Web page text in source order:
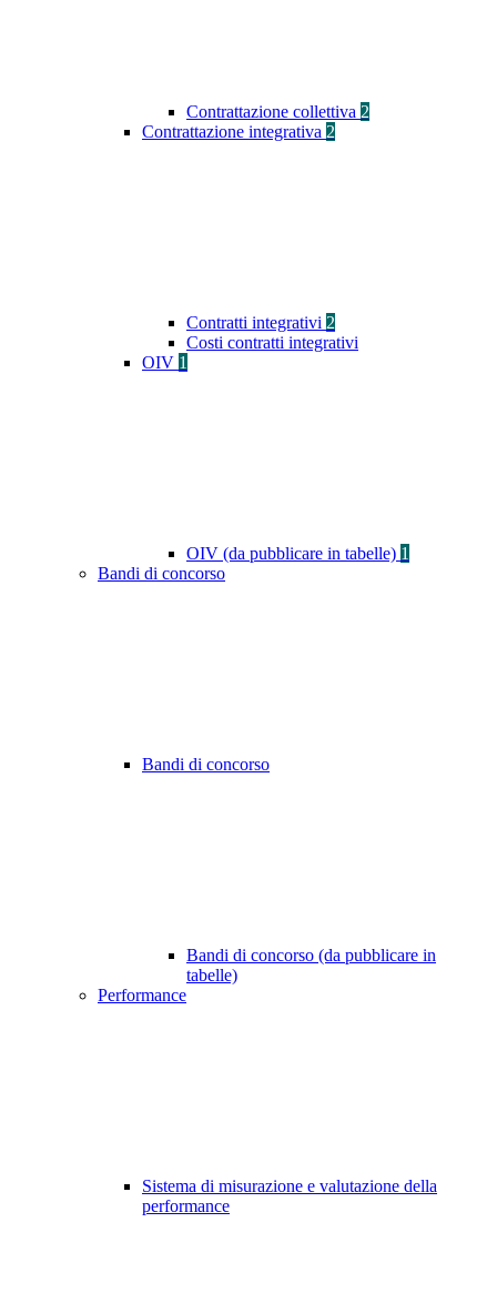
Contrattazione collettiva 2
Contrattazione integrativa 2
Contratti integrativi 2
Costi contratti integrativi
OIV 1
OIV (da pubblicare in tabelle) 1
Bandi di concorso
Bandi di concorso
Bandi di concorso (da pubblicare in
tabelle)
Performance
Sistema di misurazione e valutazione della
performance